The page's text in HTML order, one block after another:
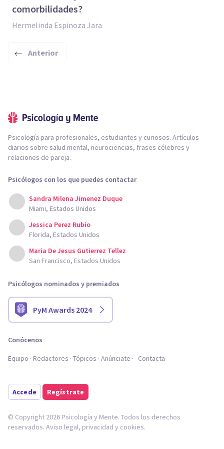
comorbilidades?
Hermelinda Espinoza Jara
Anterior
Psicología para profesionales, estudiantes y curiosos. Artículos
diarios sobre salud mental, neurociencias, frases célebres y
relaciones de pareja.
Psicólogos con los que puedes contactar
Sandra Milena Jimenez Duque
Miami, Estados Unidos
Jessica Perez Rubio
Florida, Estados Unidos
Maria De Jesus Gutierrez Tellez
San Francisco, Estados Unidos
Psicólogos nominados y premiados
PyM Awards 2024
Conócenos
Equipo Redactores Tópicos Anúnciate Contacta
Accede Regístrate
© Copyright 2026 Psicología y Mente. Todos los derechos
reservados. Aviso legal, privacidad y cookies.